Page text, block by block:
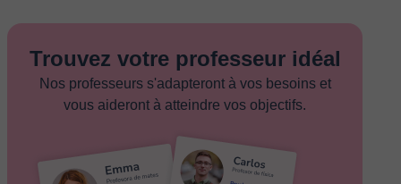
Trouvez votre professeur idéal
Nos professeurs s'adapteront à vos besoins et
vous aideront à atteindre vos objectifs.